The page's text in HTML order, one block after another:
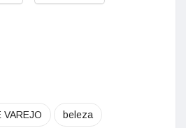
VAREJO beleza